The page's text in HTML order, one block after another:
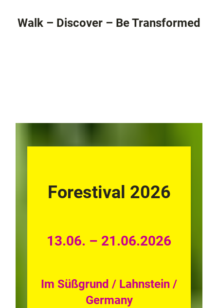
Walk – Discover – Be Transformed
Forestival 2026
13.06. – 21.06.2026
Im Süßgrund / Lahnstein /
Germany